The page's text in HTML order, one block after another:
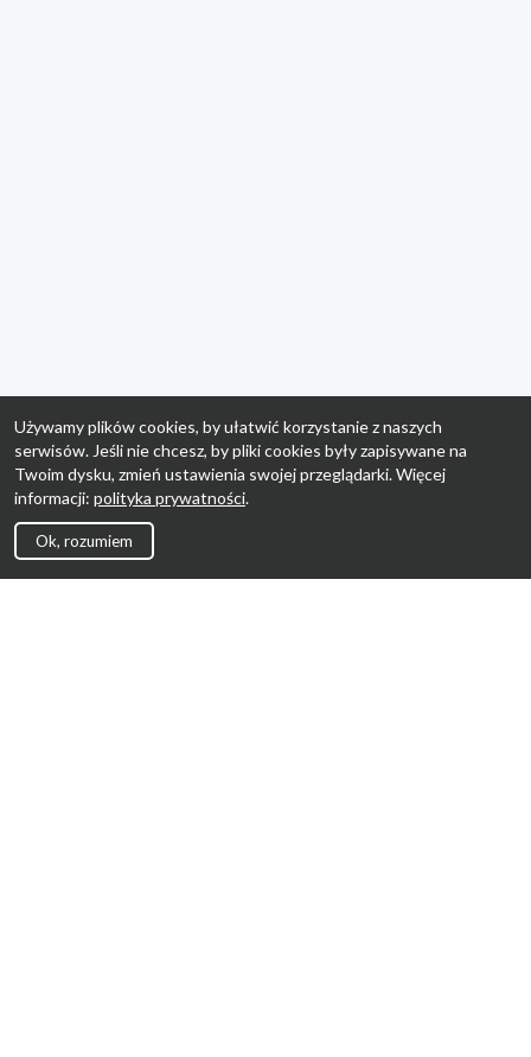
Używamy plików cookies, by ułatwić korzystanie z naszych
serwisów. Jeśli nie chcesz, by pliki cookies były zapisywane na
Twoim dysku, zmień ustawienia swojej przeglądarki. Więcej
informacji: polityka prywatności.
Ok, rozumiem